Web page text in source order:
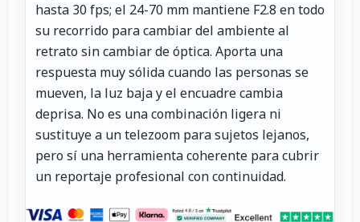
hasta 30 fps; el 24-70 mm mantiene F2.8 en todo
su recorrido para cambiar del ambiente al
retrato sin cambiar de óptica. Aporta una
respuesta muy sólida cuando las personas se
mueven, la luz baja y el encuadre cambia
deprisa. No es una combinación ligera ni
sustituye a un telezoom para sujetos lejanos,
pero sí una herramienta coherente para cubrir
un reportaje profesional con continuidad.